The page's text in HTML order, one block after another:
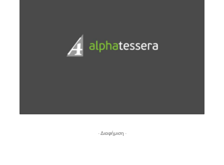
- Διαφήμιση -